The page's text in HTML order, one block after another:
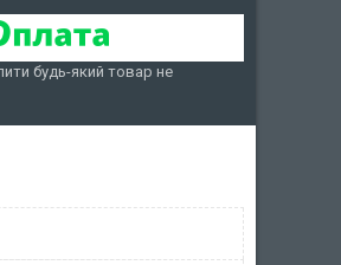
будь-який товар не